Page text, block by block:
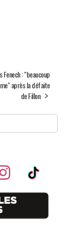
Fenech : "beaucoup
après la défaite
de Fillon